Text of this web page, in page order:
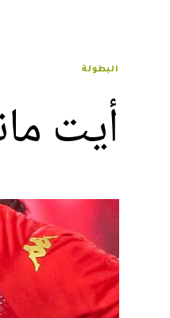
البطولة
أيت